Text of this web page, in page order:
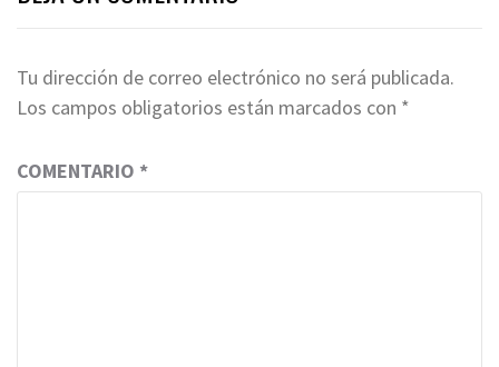
Tu dirección de correo electrónico no será publicada.
Los campos obligatorios están marcados con *
COMENTARIO *